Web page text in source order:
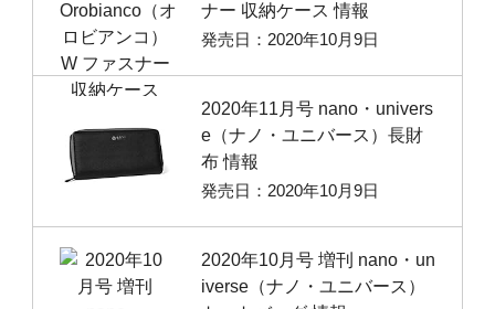
ナー 収納ケース 情報
発売日：2020年10月9日
2020年11月号 nano・univers
e（ナノ・ユニバース）長財
布 情報
発売日：2020年10月9日
2020年10月号 増刊 nano・un
iverse（ナノ・ユニバース）